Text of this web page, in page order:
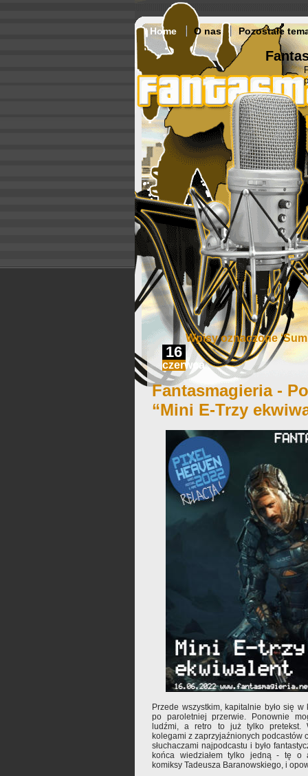
Home O nas Pozostałe
Wpisy oznaczone
16
czerwca
Fantasmagieria -
“Mini E-Trzy
Przede wszystkim, kapitalnie było się
po paroletniej przerwie. Ponownie
ludźmi, a retro to już tylko pretekst.
kolegami z zaprzyjaźnionych podcastów
słuchaczami najpodcastu i było
końca wiedziałem tylko jedną - tę o
komiksy Tadeusza Baranowskiego, i